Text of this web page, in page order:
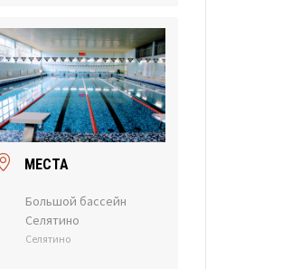
МЕСТА
Большой бассейн
Селятино
Селятино